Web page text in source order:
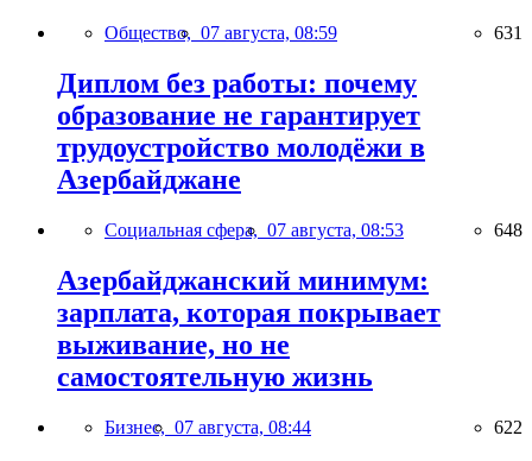
Общество, 07 августа, 08:59 631
Диплом без работы: почему
образование не гарантирует
трудоустройство молодёжи в
Азербайджане
Социальная сфера, 07 августа, 08:53 648
Азербайджанский минимум:
зарплата, которая покрывает
выживание, но не
самостоятельную жизнь
Бизнес, 07 августа, 08:44 622